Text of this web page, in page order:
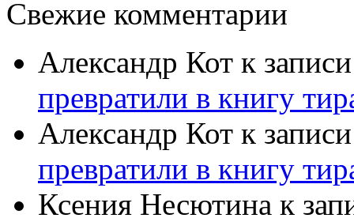
Свежие комментарии
Александр Кот к
превратили в книгу
Александр Кот к
превратили в книгу
Ксения Несютина к